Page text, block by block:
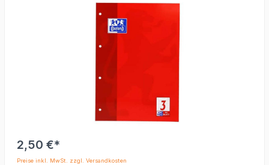
2,50 €*
Preise inkl. MwSt. zzgl. Versandkosten